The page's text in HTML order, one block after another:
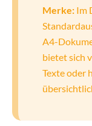
Merke: Im
A4-
bietet sich
Texte oder